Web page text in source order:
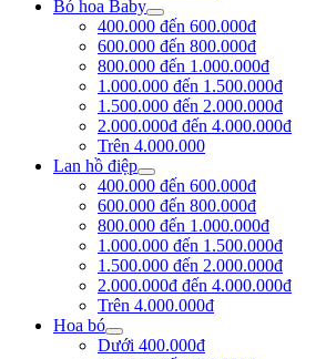
Bó hoa Baby
400.000 đến 600.000đ
600.000 đến 800.000đ
800.000 đến 1.000.000đ
1.000.000 đến 1.500.000đ
1.500.000 đến 2.000.000đ
2.000.000đ đến 4.000.000đ
Trên 4.000.000
Lan hồ điệp
400.000 đến 600.000đ
600.000 đến 800.000đ
800.000 đến 1.000.000đ
1.000.000 đến 1.500.000đ
1.500.000 đến 2.000.000đ
2.000.000đ đến 4.000.000đ
Trên 4.000.000đ
Hoa bó
Dưới 400.000đ